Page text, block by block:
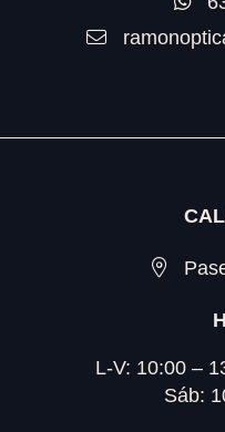
L-V: 10:00 –
Sáb: